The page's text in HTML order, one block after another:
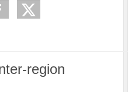
region